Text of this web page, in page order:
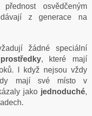
osvědčeným
z generace na
žádné speciální
, které mají
I když nejsou vždy
mají své místo v
jako jednoduché,